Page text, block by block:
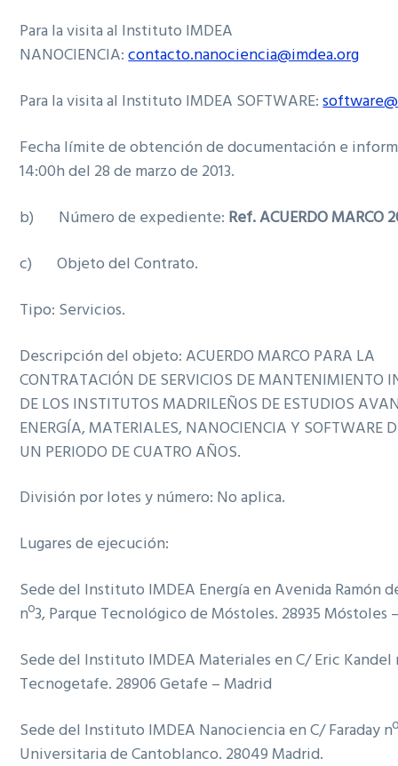
Para la visita al Instituto IMDEA
NANOCIENCIA:contacto.nanociencia@imdea.org
Para la visita al Instituto IMDEA SOFTWARE:
Fecha límite de obtención de documentación e
14:00h del 28 de marzo de 2013.
b) Número de expediente: Ref. ACUERDO MARCO
c) Objeto del Contrato.
Tipo: Servicios.
Descripción del objeto: ACUERDO MARCO PARA LA
CONTRATACIÓN DE SERVICIOS DE MANTENIMIENTO
DE LOS INSTITUTOS MADRILEÑOS DE ESTUDIOS
ENERGÍA, MATERIALES, NANOCIENCIA Y SOFTWARE
UN PERIODO DE CUATRO AÑOS.
División por lotes y número: No aplica.
Lugares de ejecución:
Sede del Instituto IMDEA Energía en Avenida Ramón
nº3, Parque Tecnológico de Móstoles. 28935 Móstoles
Sede del Instituto IMDEA Materiales en C/ Eric Kandel
Tecnogetafe. 28906 Getafe – Madrid
Sede del Instituto IMDEA Nanociencia en C/ Faraday
Universitaria de Cantoblanco. 28049 Madrid.